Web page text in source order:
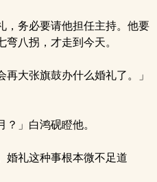
务必要请他担任主持。他要
弯八拐，才走到今天。
大张旗鼓办什么婚礼了。」
」白鸿砚瞪他。
礼这种事根本微不足道